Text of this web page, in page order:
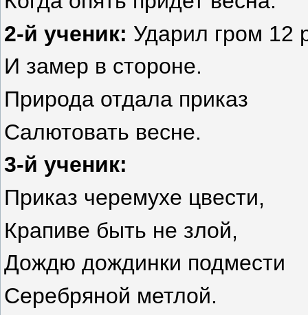
2-й ученик: Ударил гром 12
И замер в стороне.
Природа отдала приказ
Салютовать весне.
3-й ученик:
Приказ черемухе цвести,
Крапиве быть не злой,
Дождю дождинки подмести
Серебряной метлой.